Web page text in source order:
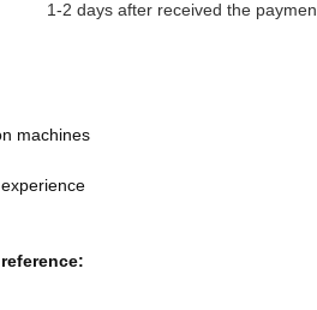
1-2 days after received the
machines